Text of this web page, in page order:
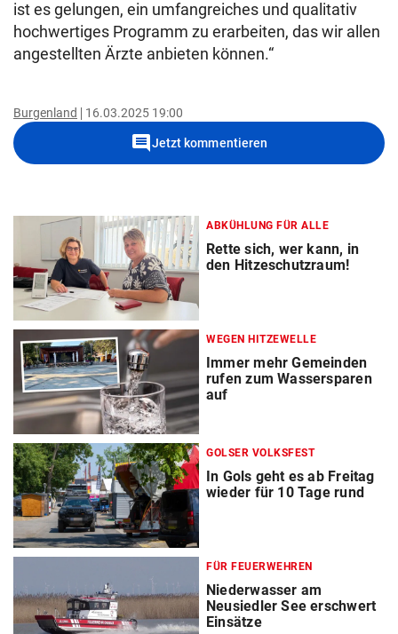
ist es gelungen, ein umfangreiches und qualitativ
hochwertiges Programm zu erarbeiten, das wir allen
angestellten Ärzte anbieten können.“
Burgenland 16.03.2025 19:00
commentJetzt kommentieren
ABKÜHLUNG FÜR ALLE
Rette sich, wer kann, in
den Hitzeschutzraum!
WEGEN HITZEWELLE
Immer mehr Gemeinden
rufen zum Wassersparen
auf
GOLSER VOLKSFEST
In Gols geht es ab Freitag
wieder für 10 Tage rund
FÜR FEUERWEHREN
Niederwasser am
Neusiedler See erschwert
Einsätze